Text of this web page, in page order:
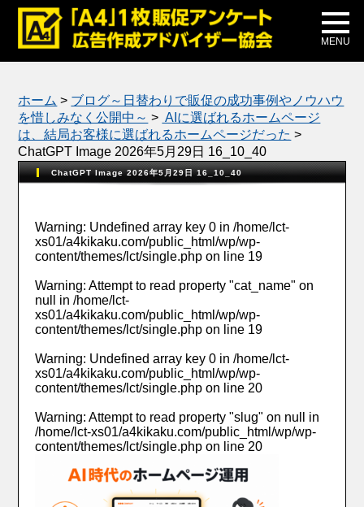
MENU
メディア掲載
公式ブログ
ホーム > ブログ～日替わりで販促の成功事例やノウハウ
を惜しみなく公開中～ > AIに選ばれるホームページ
は、結局お客様に選ばれるホームページだった >
ChatGPT Image 2026年5月29日 16_10_40
ChatGPT Image 2026年5月29日 16_10_40
Warning: Undefined array key 0 in/home/lct-
xs01/a4kikaku.com/public_html/wp/wp-
content/themes/lct/single.php on line 19
Warning: Attempt to read property "cat_name" on
null in/home/lct-
xs01/a4kikaku.com/public_html/wp/wp-
content/themes/lct/single.php on line 19
Warning: Undefined array key 0 in/home/lct-
xs01/a4kikaku.com/public_html/wp/wp-
content/themes/lct/single.php on line 20
Warning: Attempt to read property "slug" on null in
/home/lct-xs01/a4kikaku.com/public_html/wp/wp-
content/themes/lct/single.php on line 20